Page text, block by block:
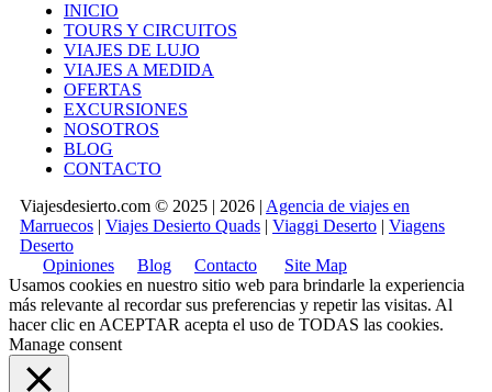
INICIO
TOURS Y CIRCUITOS
VIAJES DE LUJO
VIAJES A MEDIDA
OFERTAS
EXCURSIONES
NOSOTROS
BLOG
CONTACTO
Viajesdesierto.com © 2025 | 2026 | Agencia de viajes en
Marruecos | Viajes Desierto Quads | Viaggi Deserto | Viagens
Deserto
Opiniones
Blog Contacto
Site Map
Usamos cookies en nuestro sitio web para brindarle la experiencia
más relevante al recordar sus preferencias y repetir las visitas. Al
hacer clic en ACEPTAR acepta el uso de TODAS las cookies.
Manage consent